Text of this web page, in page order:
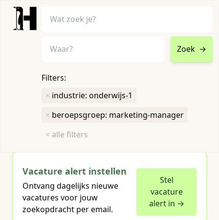
Zoek →
Filters:
× industrie: onderwijs-1
× beroepsgroep: marketing-manager
× alle filters
Humboldt heeft1groene vacature
voor je gevonden
Vacature alert instellen
Ontvang dagelijks nieuwe
vacatures voor jouw
zoekopdracht per email.
Stel
vacature
alert in →